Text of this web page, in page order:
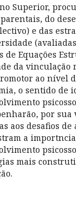
Superior,
do
e das
de Equações
da vinculação
ao nível
o sentido de
por
aos desafios
a
mais